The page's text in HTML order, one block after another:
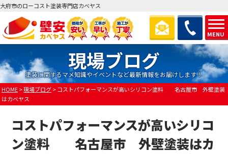
MENU
大府市のローコスト塗装専門店カベヤス
現場ブログ
塗装に関するマメ知識やイベントなど最新情報をお届けします！
HOME>現場ブログ>コストパフォーマンスが高いシリコン塗料 名古屋市 外壁塗装
はカベヤス
コストパフォーマンスが高いシリコ
ン塗料 名古屋市 外壁塗装はカ